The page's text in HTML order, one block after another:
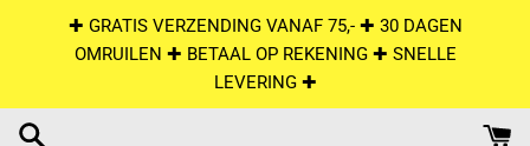
✚ GRATIS VERZENDING VANAF 75,- ✚ 30 DAGEN
OMRUILEN ✚ BETAAL OP REKENING ✚ SNELLE
LEVERING ✚